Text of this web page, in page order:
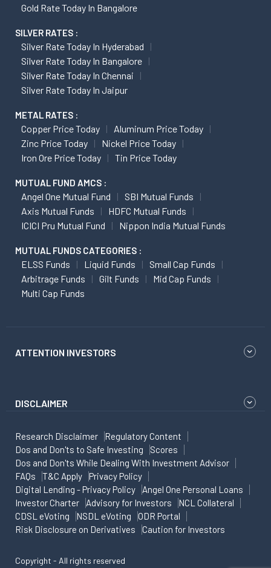
Gold Rate Today In Bangalore
SILVER RATES :
Silver Rate Today In Hyderabad
Silver Rate Today In Bangalore
Silver Rate Today In Chennai
Silver Rate Today In Jaipur
METAL RATES :
Copper Price Today
Aluminum Price Today
Zinc Price Today
Nickel Price Today
Iron Ore Price Today
Tin Price Today
MUTUAL FUND AMCS :
Angel One Mutual Fund
SBI Mutual Funds
Axis Mutual Funds
HDFC Mutual Funds
ICICI Pru Mutual Fund
Nippon India Mutual Funds
MUTUAL FUNDS CATEGORIES :
ELSS Funds Liquid Funds
Small Cap Funds
Arbitrage Funds
Gilt Funds
Mid Cap Funds
Multi Cap Funds
ATTENTION INVESTORS
DISCLAIMER
Research Disclaimer
Regulatory Content
Dos and Don'ts to Safe Investing
Scores
Dos and Don'ts While Dealing With Investment Advisor
FAQs
T&C Apply
Privacy Policy
Digital Lending - Privacy Policy
Angel One Personal Loans
Investor Charter
Advisory for Investors
NCL Collateral
CDSL eVoting
NSDL eVoting
ODR Portal
Risk Disclosure on Derivatives
Caution for Investors
Copyright - All rights reserved